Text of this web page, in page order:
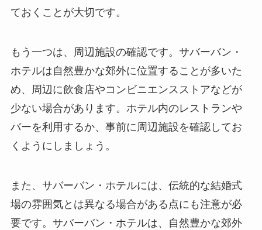
ておくことが大切です。
もう一つは、周辺施設の確認です。サバーバン・
ホテルは自然豊かな郊外に位置することが多いた
め、周辺に飲食店やコンビニエンスストアなどが
少ない場合があります。ホテル内のレストランや
バーを利用するか、事前に周辺施設を確認してお
くようにしましょう。
また、サバーバン・ホテルには、伝統的な結婚式
場の雰囲気とは異なる場合がある 点にも注意が必
要です。サバーバン・ホテルは、自然豊かな郊外